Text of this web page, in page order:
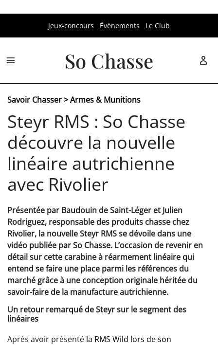
Jeux-concours Évènements Le Club
So Chasse
Savoir Chasser>Armes & Munitions
Steyr RMS : So Chasse
découvre la nouvelle
linéaire autrichienne
avec Rivolier
Présentée par Baudouin de Saint-Léger et Julien
Rodriguez, responsable des produits chasse chez
Rivolier, la nouvelle Steyr RMS se dévoile dans une
vidéo publiée par So Chasse. L’occasion de revenir en
détail sur cette carabine à réarmement linéaire qui
entend se faire une place parmi les références du
marché grâce à une conception originale héritée du
savoir-faire de la manufacture autrichienne.
Un retour remarqué de Steyr sur le segment des
linéaires
Après avoir présenté la RMS Wild lors de son